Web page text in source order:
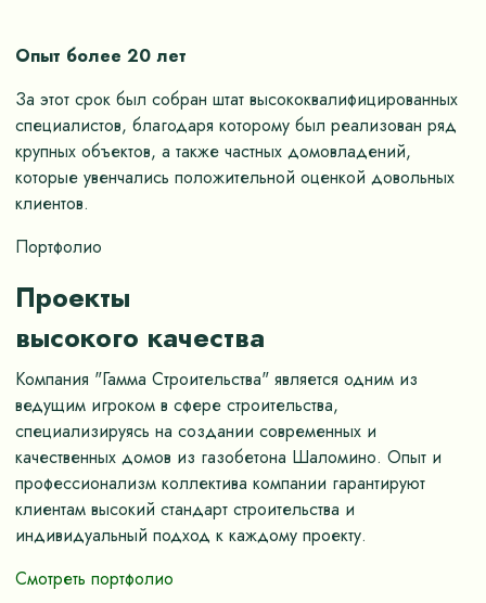
Опыт более 20 лет
За этот срок был собран штат высококвалифицированных
специалистов, благодаря которому был реализован ряд
крупных объектов, а также частных домовладений,
которые увенчались положительной оценкой довольных
клиентов.
Портфолио
Проекты
высокого качества
Компания "Гамма Строительства" является одним из
ведущим игроком в сфере строительства,
специализируясь на создании современных и
качественных домов из газобетона Шаломино. Опыт и
профессионализм коллектива компании гарантируют
клиентам высокий стандарт строительства и
индивидуальный подход к каждому проекту.
Смотреть портфолио